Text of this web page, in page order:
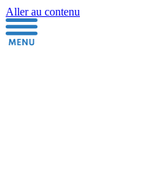
Aller au contenu